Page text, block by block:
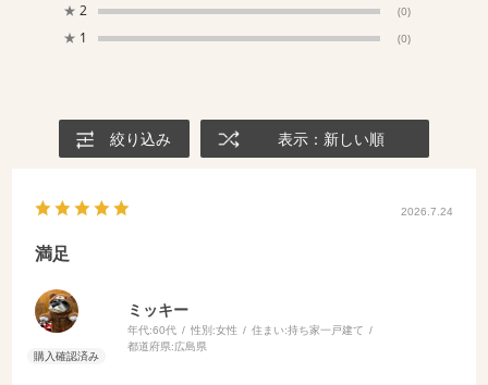
★ 2 (0)
★ 1 (0)
絞り込み 表示：新しい順
2026.7.24
満足
ミッキー
年代:60代 性別:女性 住まい:持ち家一戸建て
都道府県:広島県